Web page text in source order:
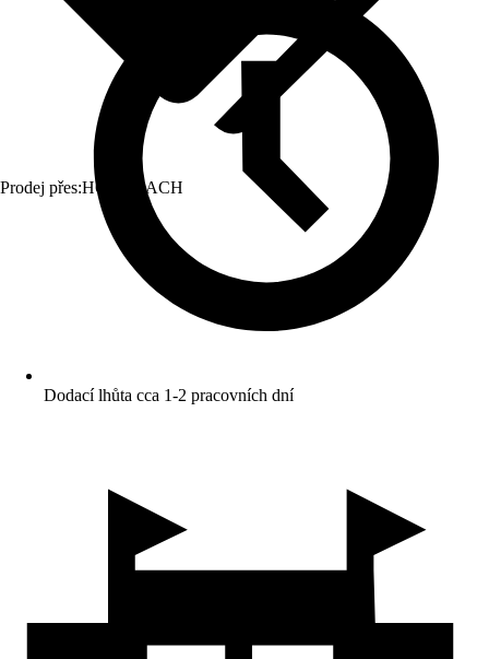
Prodej přes:HORNBACH
Dodací lhůta cca 1-2 pracovních dní